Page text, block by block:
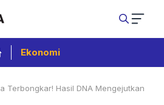
Ekonomi
Terbongkar! Hasil DNA Mengejutkan